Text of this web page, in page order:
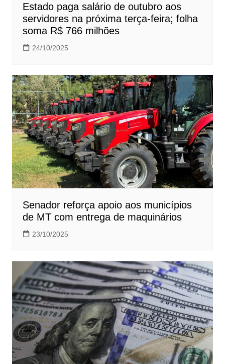
Estado paga salário de outubro aos
servidores na próxima terça-feira; folha
soma R$ 766 milhões
24/10/2025
Senador reforça apoio aos municípios
de MT com entrega de maquinários
23/10/2025